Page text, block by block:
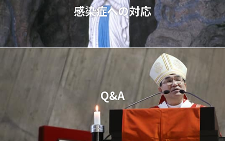
感染症への対応
Q&A